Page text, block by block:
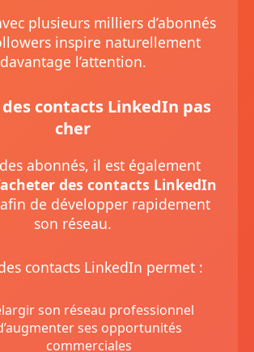
plusieurs milliers d’abonnés
inspire naturellement
davantage l’attention.
contacts LinkedIn pas
cher
abonnés, il est également
des contacts LinkedIn
afin de développer rapidement
son réseau.
contacts LinkedIn permet :
son réseau professionnel
ses opportunités
commerciales